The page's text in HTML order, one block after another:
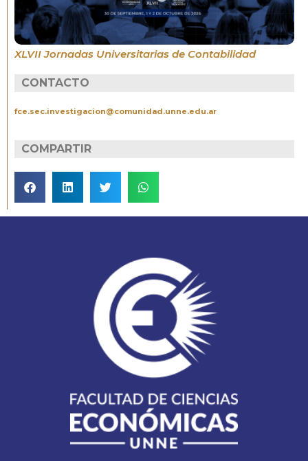
XLVII Jornadas Universitarias de Contabilidad
CONTACTO
fce.sec.investigacion@comunidad.unne.edu.ar
COMPARTIR